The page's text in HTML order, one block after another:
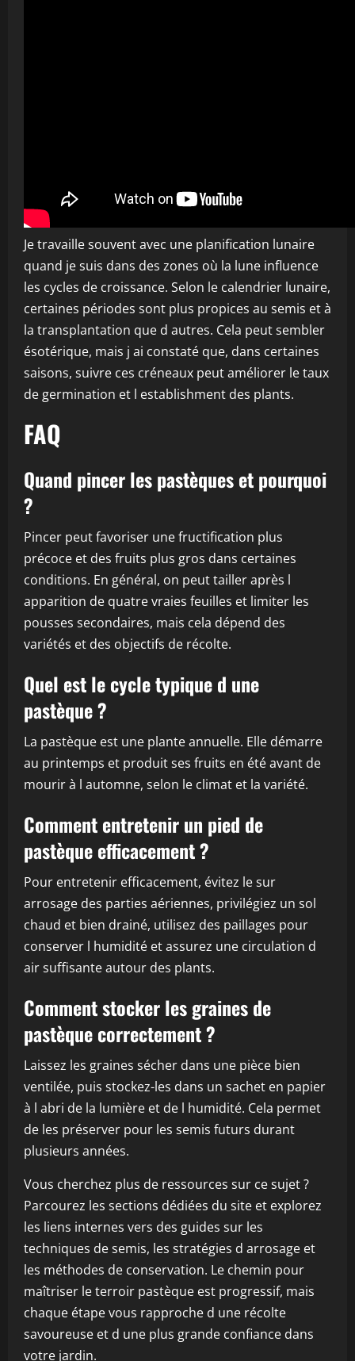
Je travaille souvent avec une planification lunaire
quand je suis dans des zones où la lune influence
les cycles de croissance. Selon le calendrier lunaire,
certaines périodes sont plus propices au semis et à
la transplantation que d autres. Cela peut sembler
ésotérique, mais j ai constaté que, dans certaines
saisons, suivre ces créneaux peut améliorer le taux
de germination et l establishment des plants.
FAQ
Quand pincer les pastèques et pourquoi
?
Pincer peut favoriser une fructification plus
précoce et des fruits plus gros dans certaines
conditions. En général, on peut tailler après l
apparition de quatre vraies feuilles et limiter les
pousses secondaires, mais cela dépend des
variétés et des objectifs de récolte.
Quel est le cycle typique d une
pastèque ?
La pastèque est une plante annuelle. Elle démarre
au printemps et produit ses fruits en été avant de
mourir à l automne, selon le climat et la variété.
Comment entretenir un pied de
pastèque efficacement ?
Pour entretenir efficacement, évitez le sur
arrosage des parties aériennes, privilégiez un sol
chaud et bien drainé, utilisez des paillages pour
conserver l humidité et assurez une circulation d
air suffisante autour des plants.
Comment stocker les graines de
pastèque correctement ?
Laissez les graines sécher dans une pièce bien
ventilée, puis stockez-les dans un sachet en papier
à l abri de la lumière et de l humidité. Cela permet
de les préserver pour les semis futurs durant
plusieurs années.
Vous cherchez plus de ressources sur ce sujet ?
Parcourez les sections dédiées du site et explorez
les liens internes vers des guides sur les
techniques de semis, les stratégies d arrosage et
les méthodes de conservation. Le chemin pour
maîtriser le terroir pastèque est progressif, mais
chaque étape vous rapproche d une récolte
savoureuse et d une plus grande confiance dans
votre jardin.